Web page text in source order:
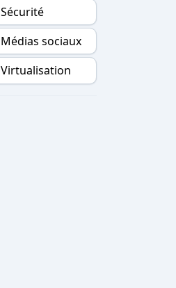
Sécurité
Médias sociaux
Virtualisation